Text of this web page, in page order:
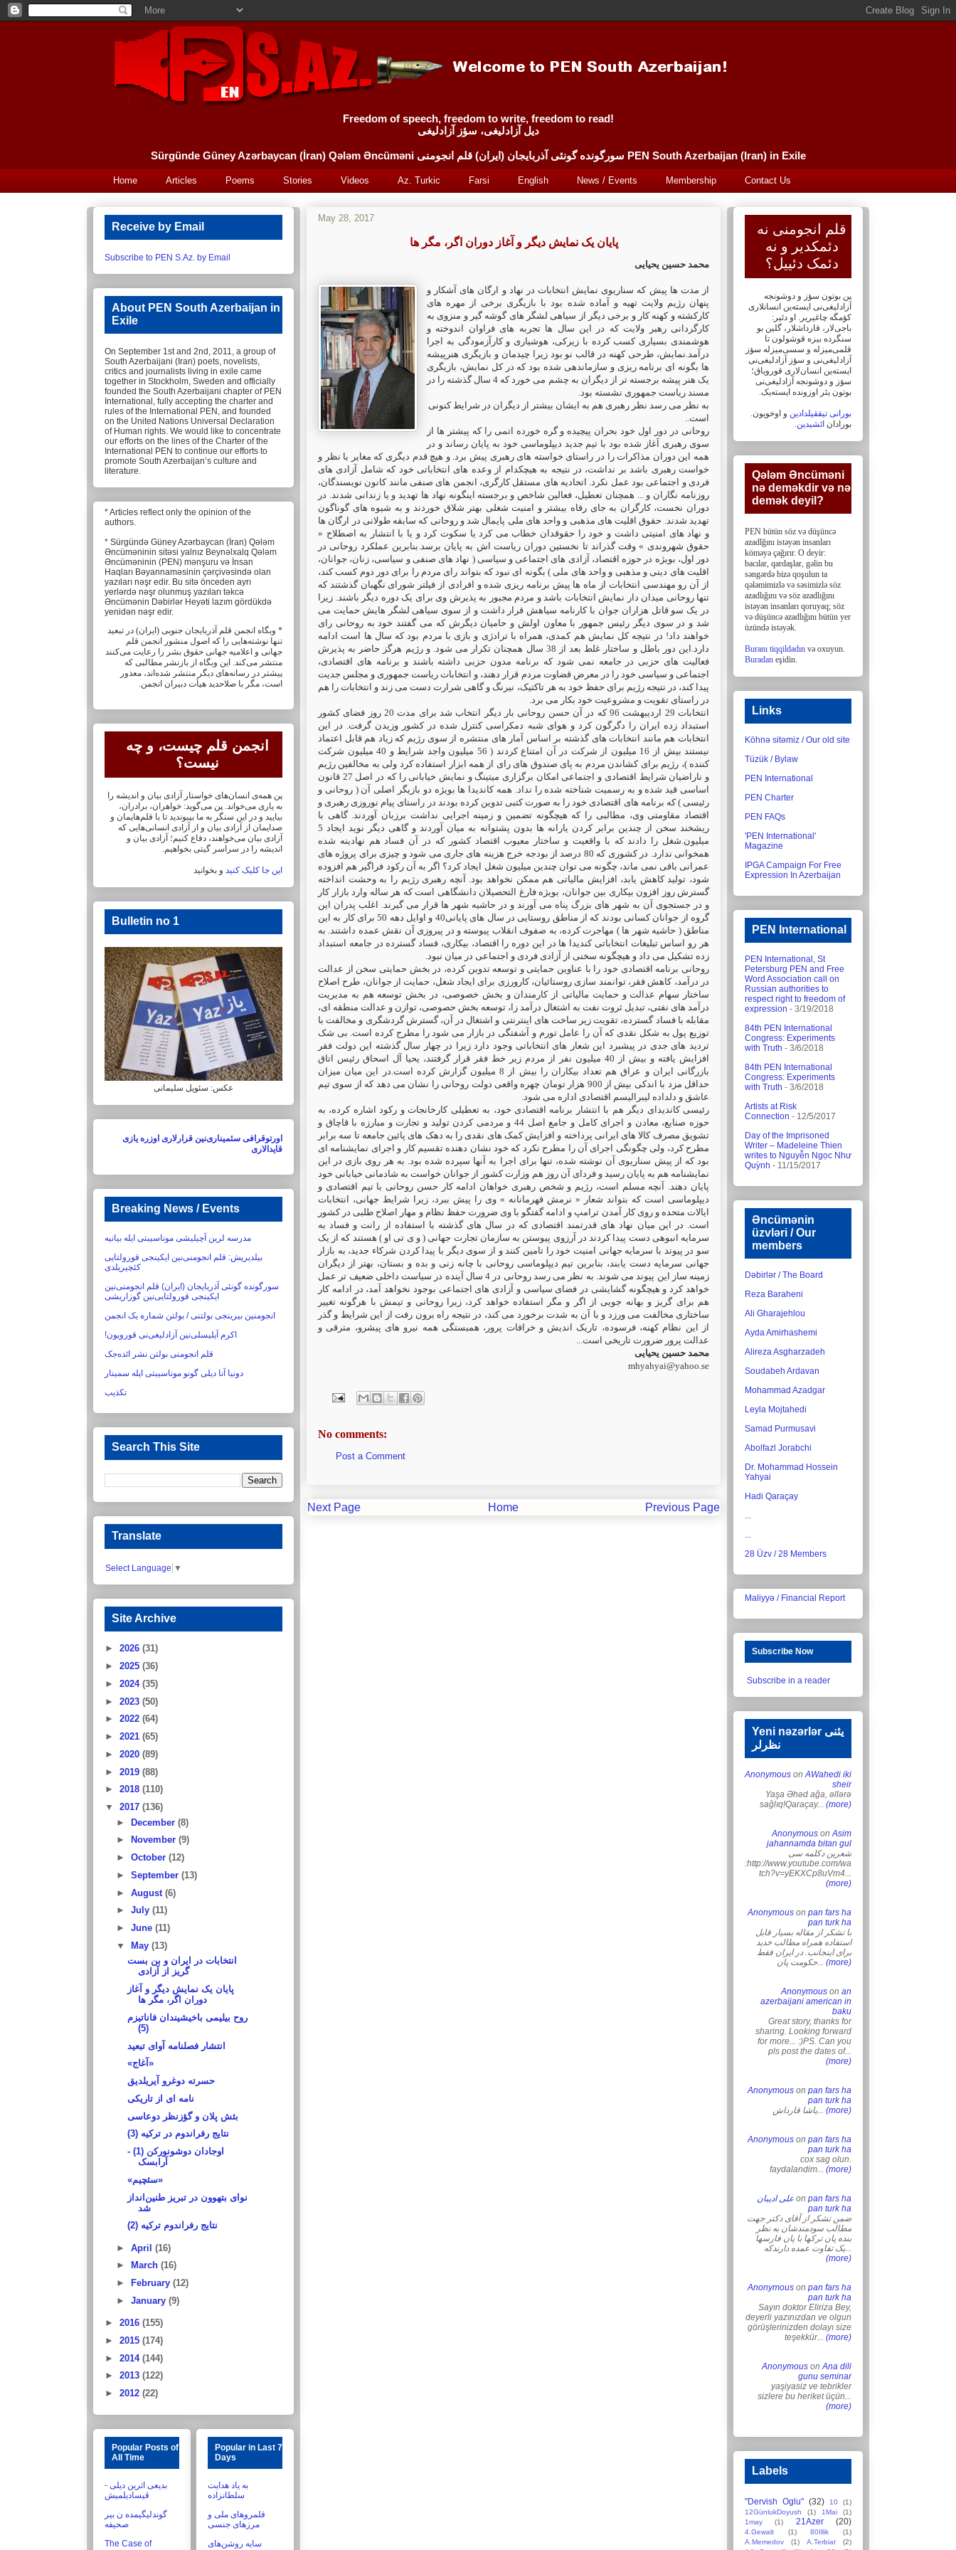
Freedom of speech, freedom to write, freedom to read!
دیل آزادلیغی، سؤز آزادلیغی
Sürgünde Güney Azərbaycan (İran) Qələm Əncüməni سورگونده گونئی آذربایجان (ایران) قلم انجومنی PEN South Azerbaijan (Iran) in Exile
Home Articles Poems Stories Videos Az. Turkic Farsi English News / Events Membership Contact Us
May 28, 2017
پایان یک نمایش دیگر و آغاز دوران اگر، مگر ها
محمد حسین یحیایی
از مدت ها پیش که سناریوی نمایش انتخابات در نهاد و ارگان های آشکار و
پنهان رژیم ولایت تهیه و آماده شده بود با بازیگری برخی از مهره های
کارکشته و کهنه کار و برخی دیگر از سیاهی لشگر های گوشه گیر و منزوی به
کارگردانی رهبر ولایت که در این سال ها تجربه های فراوان اندوخته و
هوشمندی بسیاری کسب کرده با زیرکی، هوشیاری و کارآزمودگی به اجرا
درآمد.نمایش، طرحی کهنه در قالب نو بود زیرا چیدمان و بازیگری هنرپیشه
ها بگونه ای برنامه ریزی و سازماندهی شده بود که در کل نمایش، بازیگری
یک هنر پیشه برجسته تر از دیگران به چشم می خورد که 4 سال گذشته را در
مسند ریاست جمهوری نشسته بود.
به نظر می رسد نظر رهبری هم به ایشان بیشتر از دیگران در شرایط کنونی
است..
روحانی در دور اول خود بحران پیچیده و گره خورده اتمی را که پیشتر ها از
سوی رهبری آغاز شده بود با تیم جدید دیپلوماسی خود به پایان رساند و در
همه این دوران مذاکرات را در راستای خواسته های رهبری پیش برد. و هیچ قدم دیگری که مغایر با نظر و
خواست رهبری باشد بر نداشت، در نتیجه به هیچکدام از وعده های انتخاباتی خود که شامل آزادی های
فردی و اجتماعی بود عمل نکرد. اتحادیه های مستقل کارگری، انجمن های صنفی مانند کانون نویسندگان،
روزنامه نگاران و ... همچنان تعطیل، فعالین شاخص و برجسته اینگونه نهاد ها تهدید و یا زندانی شدند. در
دوران نخست، کارگران به جای رفاه بیشتر و امنیت شغلی بهتر شلاق خوردند و به شیوه های گوناگون
تهدید شدند. حقوق اقلیت های مذهبی و واحد های ملی پایمال شد و روحانی که سابقه طولانی در ارگان ها
و نهاد های امنیتی داشت و خود را حقوقدان خطاب می کرد یا سکوت کرد و یا با انتشار به اصطلاح «
حقوق شهروندی » وقت گذراند تا نخستین دوران ریاست اش به پایان برسد.بنابرین عملکرد روحانی در
دور اول، بویژه در حوزه اقتصاد، آزادی های اجتماعی و سیاسی ( نهاد های صنفی و سیاسی، زنان، جوانان،
اقلیت های دینی و مذهبی و واحد های ملی ) بگونه ای نبود که بتواند رای مردم را برای دور دوم کسب کند،
از آن رو مهندسی انتخابات از ماه ها پیش برنامه ریزی شده و افرادی از فیلتر شورای نگهبان گذشتند که
تنها روحانی میدان دار نمایش انتخابات باشد و مردم مجبور به پذیرش وی برای یک دوره دیگر باشند. زیرا
در یک سو قاتل هزاران جوان با کارنامه سیاهش قرار داشت و از سوی سیاهی لشگر هایش حمایت می
شد و در سوی دیگر رئیس جمهور با معاون اولش و حامیان دیگرش که می گفتند خود به روحانی رای
خواهند داد! در نتیجه کل نمایش هم کمدی، همراه با ترادژی و بازی با مردم بود که سال ها است ادامه
دارد.این دور باطل و ساختار غلط بعد از 38 سال همچنان تکرار می شود. و رژیم هرگز حاضر به پذیرش
فعالیت های حزبی در جامعه نمی شود که برنامه مدون حزبی داشته باشند و برنامه های اقتصادی،
اجتماعی و سیاسی خود را در معرض قضاوت مردم قرار دهند، و انتخابات ریاست جمهوری و مجلس جدیت
پیدا کند، در نتیجه رژیم برای حفظ خود به هر تاکتیک، نیرنگ و گاهی شرارت دست می زند و انتخابات را هم
در راستای تقویت و مشروعیت خود بکار می برد.
انتخابات 29 اردیبهشت 96 که در آن حسن روحانی بار دیگر انتخاب شد برای مدت 20 روز فضای کشور
استبداد زده ایران را دگرگون کرد و هوای شبه دمکراسی کنترل شده در کشور وزیدن گرفت. در این
انتخابات هم مانند انتخابات های گذشته بر اساس آمار های منتشره از سوی رژیم که زیاد هم قابل اعتماد
نیستند بیش از 16 میلیون از شرکت در آن امتناع کردند ( 56 میلیون واجد شرایط و 40 میلیون شرکت
کننده )، رژیم برای کشاندن مردم به پای صندوق های رای از همه ابزار استفاده کرد ولی به مخالفین رژیم
و ناراضیان شرایط اقتصادی و اجتماعی امکان برگزاری میتینگ و نمایش خیابانی را که در اصل 27 قانون
اساسی قید شده و به رسمیت شناخته شده را نداد. همه کاندیدا ها بویژه دو بازیگر اصلی آن ( روحانی و
رئیسی ) که برنامه های اقتصادی خود را به صورت کتبی تدوین کرده بودند در راستای پیام نوروزی رهبری و
اقتصاد مقاومتی وی، مطالبی را که هیچگونه تضمین و زمینه اجرایی نداشت برزبان آوردند. گاهی با
ریشخند سخن از چندین برابر کردن یارانه ها بدون پشتوانه به میان آوردند و گاهی دیگر نوید ایجاد 5
میلیون.شغل را دادند که با واقعیت و ساختار معیوب اقتصاد کشور که در آن فساد هم نهادینه شده
همخوانی ندارد. در کشوری که 80 درصد از بودجه خرج هزینه های جاری می شود و چیزی برای پروژه های
عمرانی باقی نمی ماند، چگونه می توان چندین میلیون شغل ایجاد کرد؟ اگر به آن رکود فراگیر هم افزوده
شود، تولید کاهش یابد، افزایش مالیاتی هم ممکن نخواهد بود. آنچه رهبری رژیم را به وحشت انداخته
گسترش روز افزون بیکاری بین جوانان، بویژه فارغ التحصیلان دانشگاهی است که هر ساله وارد بازار کار
و در جستجوی آن به شهر های بزرگ پناه می آورند و در حاشیه شهر ها قرار می گیرند. اغلب پدران این
گروه از جوانان کسانی بودند که از مناطق روستایی در سال های پایانی40 و اوایل دهه 50 برای کار به این
مناطق ( حاشیه شهر ها ) مهاجرت کرده، به صفوف انقلاب پیوسته و در پیروزی آن نقش عمده داشتند. به
هر رو اساس تبلیغات انتخاباتی کندیدا ها در این دوره را اقتصاد، بیکاری، فساد گسترده در جامعه استبداد
زده تشکیل می داد و هیچگونه سخنی از آزادی فردی و اجتماعی در میان نبود.
روحانی برنامه اقتصادی خود را با عناوین حمایتی و توسعه تدوین کرده، در بخش حمایتی سخن از عدالت
در درآمد، کاهش فقر، توانمند سازی روستائیان، کارورزی برای ایجاد شغل، حمایت از جوانان، طرح اصلاح
ساختار سهام عدالت و حمایت مالیاتی از کارمندان و بخش خصوصی، در بخش توسعه هم به مدیریت
درآمد های نفتی، تبدیل ثروت نفت به اشتغال درآمد زا، توسعه بخش حصوصی، توازن و عدالت منطقه ای،
مقابله با فساد گسترده، تقویت زیر ساخت های اینترنتی و اشتغال در آن، گسترش گردشگری و مخالفت با
توزیع پول به شکل نقدی که آن را عامل تورم و آشفتگی در بازار می شود را مطرح کرده است. بی شک
تردید های جدی در پیشبرد این شعار های انتخاباتی وجود دارد زیرا در چهار سال گذشته این دولت فقر
افزایش یافته و بیش از 40 میلیون نفر از مردم زیر خط فقر قرار گرفتند، یحیا آل اسحاق رئیس اتاق
بازرگانی ایران و عراق هم تعداد بیکاران را بیش از 8 میلیون گزارش کرده است.در این میان میزان
حداقل مزد با اندکی بیش از 900 هزار تومان چهره واقعی دولت روحانی را نشان می دهد که از سوی تیم
عاشق و دلداده لیبرالیسم اقتصادی اداره می شود.
رئیسی کاندیدای دیگر هم با انتشار برنامه اقتصادی خود، به تعطیلی کارخانجات و رکود اشاره کرده، به
حوزه صنایع، معادن و اجرای کامل و جامع اصل 44 و مردمی کردن تولید و تجارت و مبارزه با قاچاق و
تشویق مصرف کالا های ایرانی پرداخته و افزایش کمک های نقدی را به دهک های پائین جامعه تا سه برابر
مطرح کرد، ولی چگونگی اجرای آن را مطرح نکرد که خود نشان دهنده تقسیم کار و اجرای نمایشنامه ای
بود که از پیش سناریوی آن نوشته شده، تنها برای اجرا به آنها سپرده شده بود. به هر روی بازی در این
نمایشنامه هم به پایان رسید و فردای آن روز هم وزارت کشور از جوانان خواست به شادمانی خیابانی خود
پایان دهند. آنچه مسلم است، رژیم و شخص رهبری خواهان ادامه کار حسن روحانی با تیم اقتصادی و
دیپلوماسی است که بتواند شعار « نرمش قهرمانانه » وی را پیش ببرد، زیرا شرایط جهانی، انتخابات
ایالات متحده و روی کار آمدن ترامپ و ادامه گفتگو با وی ضرورت حفظ نظام و مهار اصلاح طلبی در کشور
است. در این میان نهاد های قدرتمند اقتصادی که در سال های گذشته با استفاده از رانت و فساد به
سرمایه انبوهی دست پیدا کردند در آرزوی پیوستن به سازمان تجارت جهانی ( و ی تی او ) هستند که از یک
سو در پیوند با سرمایه جهانی امنیت خود را تامین کنند و از سوی دیگر با پیدا کردن شرکاء جدید، به بازار
جهانی سرمایه دست یابند، بنابرین تیم دیپلوماسی روحانی با چانه زنی و بده و بستان، بهتر از دیگران
زمینه ساز این پیوند می شوند. به نظر می رسد روحانی در 4 سال آینده در سیاست داخلی ضعیف تر عمل
خواهد کرد و هیچگونه گشایشی در فضای سیاسی و آزادی های اجتماعی بوجود نخواهد آمد، در ادامه کار
هم برای گریز و بهانه جویی از اگر و مگر استفاده خواهد کرد، زیرا روحانی و تیمش با هرگونه تغییر
ساختاری مخالفت می ورزد و با آن به شدت برخورد می کند، در نتیجه راه برون رفت از این شرایط و گذر
از این نظام کهنه، فرسوده، تاریک اندیش و خرافات پرور، همبستگی همه نیرو های پیشرو، مترقی و
عدالت پرور ضرورت تاریخی است...
محمد حسین یحیایی
mhyahyai@yahoo.se
No comments:
Post a Comment
Next Page Previous Page
Home
Receive by Email
Subscribe to PEN S.Az. by Email
About PEN South Azerbaijan in
Exile
On September 1st and 2nd, 2011, a group of
South Azerbaijani (Iran) poets, novelists,
critics and journalists living in exile came
together in Stockholm, Sweden and officially
founded the South Azerbaijani chapter of PEN
International, fully accepting the charter and
rules of the International PEN, and founded
on the United Nations Universal Declaration
of Human rights. We would like to concentrate
our efforts on the lines of the Charter of the
International PEN to continue our efforts to
promote South Azerbaijan’s culture and
literature.
* Articles reflect only the opinion of the
authors.
* Sürgündə Güney Azərbaycan (İran) Qələm
Əncüməninin sitəsi yalnız Beynəlxalq Qələm
Əncüməninin (PEN) mənşuru və İnsan
Haqları Bəyannaməsinin çərçivəsində olan
yazıları nəşr edir. Bu sitə önceden ayrı
yerlərdə nəşr olunmuş yazıları təkcə
Əncümənin Dəbirlər Heyəti lazım gördükdə
yenidən nəşr edir.
* وبگاه انجمن قلم آذربایجان جنوبی (ایران) در تبعید
تنها نوشته‌هایی را که اصول منشور انجمن قلم
جهانی و ‏اعلامیه جهانی حقوق بشر را رعایت می‌کنند
منتشر می‌کند. این وبگاه از بازنشر مطالبی که
پیشتر در ‏رسانه‌های دیگر منتشر شده‌اند، معذور
است، مگر با صلاحدید هیأت دبیران انجمن.
انجمن قلم چیست، و چه
نیست؟
پن همه‌ی انسان‌های خواستار آزادی بیان و اندیشه را
به یاری می‌خواند. پن می‌گوید: خواهران، ‏برادران،
بیایید و در این سنگر به ما بپیوندید تا با قلم‌هایمان‏ و
صدایمان از آزادی بیان و از آزادی ‏انسانی‌هایی که
آزادی بیان می‌خواهند، دفاع کنیم؛ آزادی بیان و
اندیشه را در سراسر گیتی ‏بخواهیم.
این جا کلیک کنید و بخوانید
Bulletin no 1
عکس: سئویل سلیمانی
اورتوقرافی سئمیناری‌نین قرارلاری اوزره یازی
قایدالاری
Breaking News / Events
مدرسه لرین آچیلیشی موناسیبتی ایله بیانیه
بیلدیریش:‏ قلم انجومنی‌نین ایکینجی قورولتایی
کئچیریلدی
سورگونده گونئی آذربایجان (ایران) قلم انجومنی‌نین
ایکینجی قورولتایی‌نین گوزاریشی‏
انجومنین بیرینجی بولتنی / بولتن شماره یک انجمن
اکرم آیلیسلی‌نین آزادلیغی‌نی قورویون!‏
قلم انجومنی بولتن نشر ائده‌جک
دونیا آنا دیلی گونو موناسیبتی ایله سمینار
تکذیب
Search This Site
Translate
Select Language ▼
Site Archive
► 2026 (31)
► 2025 (36)
► 2024 (35)
► 2023 (50)
► 2022 (64)
► 2021 (65)
► 2020 (89)
► 2019 (88)
► 2018 (110)
▼ 2017 (136)
► December (8)
►
November (9)
► October (12)
► September (13)
► August (6)
► July (11)
► June (11)
▼
May (13)
انتخابات در ایران و بن بست
گریز از آزادی
پایان یک نمایش دیگر و آغاز
دوران اگر، مگر ها
روح بیلیمی باخیشیندان فاناتیزم
(5)
انتشار فصلنامه آوای تبعید
«آغاج»
حسرته دوغرو آیریلدیق
نامه اى از تاريكى
بئش پلان و گؤزنظر دوعاسی
نتایج رفراندوم در ترکیه (3)
اوجادان دوشونورکن (1) -
آرابسک
«سئچیم»
نوای بتهوون در تبریز طنین‌انداز
شد
نتایج رفراندوم ترکیه (2)
► April (16)
►
March (16)
►
February (12)
► January (9)
► 2016 (155)
► 2015 (174)
► 2014 (144)
► 2013 (122)
► 2012 (22)
Popular Posts of
All Time
بدیعی اثرین دیلی -
قیسادیلمیش
گوندلیگیمده ن بیر
صحیفه
The Case of
Popular in Last 7
Days
به یاد هدایت
سلطانزاده
قلمروهای ملی و
مرزهای جنسی
سایه روشن‌های
قلم انجومنی نه
دئمکدیر و نه
دئمک دئییل؟
پن بوتون سؤز و دوشونجه
آزادلیغی‌نی ایسته‌ین انسانلاری
کؤمگه چاغیریر. او دئیر:
باجی‌لار، ‏قارداشلار، گلین بو
سنگرده بیزه قوشولون تا
قلمی‌میزله و سسی‌میزله سؤز
آزادلیغی‌نی و سؤز ‏آزادلیغی‌نی
ایسته‌ین انسان‌لاری قورویاق؛
سؤز و دوشونجه آزادلیغی‌نی
بوتون یئر اوزونده ایسته‌یک. ‏
بورانی تیققیلدادین و اوخویون.
بورادان ائشیدین.
Qələm Əncüməni
nə deməkdir və nə
demək deyil?‎
PEN bütün söz və düşüncə
azadlğını istəyən insanları
köməyə çağırır. O deyir:
bacılar, ‎qardaşlar, gəlin bu
səngərdə bizə qoşulun ta
qələmimizlə və səsimizlə söz
azadlığını və söz ‎azadlığını
istəyən insanları qoruyaq; söz
və düşüncə azadlığını bütün yer
üzündə istəyək.
Buranı tiqqildadın və oxuyun.
Buradan eşidin.
Links
Köhnə sitəmiz / Our old site
Tüzük / Bylaw
PEN International
PEN Charter
PEN FAQs
'PEN International'
Magazine
IPGA Campaign For Free
Expression In Azerbaijan
PEN International
PEN International, St
Petersburg PEN and Free
Word Association call on
Russian authorities to
respect right to freedom of
expression - 3/19/2018
84th PEN International
Congress: Experiments
with Truth - 3/6/2018
84th PEN International
Congress: Experiments
with Truth - 3/6/2018
Artists at Risk
Connection - 12/5/2017
Day of the Imprisoned
Writer – Madeleine Thien
writes to Nguyễn Ngọc Như
Quỳnh - 11/15/2017
Əncümənin
üzvləri / Our
members
Dəbirlər / The Board
Reza Baraheni
Ali Gharajehlou
Ayda Amirhashemi
Alireza Asgharzadeh
Soudabeh Ardavan
Mohammad Azadgar
Leyla Mojtahedi
Samad Purmusavi
Abolfazl Jorabchi
Dr. Mohammad Hossein
Yahyai
Hadi Qaraçay
...
...
28 Üzv / 28 Members
Maliyyə / Financial Report
Subscribe Now
Subscribe in a reader
Yeni nəzərlər یئنی
نظرلر
Anonymous onAWahedi iki
sheir
Yaşa Əhəd ağa, əllərə
sağlıq!Qaraçay... (more)
Anonymous onAsim
jahannamda bitan gul
شعرین دکلمه سی
:http://www.youtube.com/wa
tch?v=yEKXCp8uVm4...
(more)
Anonymous on pan fars ha
pan turk ha
با تشکر از مقاله بسیار قابل
استفاده همراه مطالب خدید
برای اینجانب. در ایران فقط
حکومت پان... (more)
Anonymous on an
azerbaijani american in
baku
Great story, thanks for
sharing. Looking forward
for more... :)PS. Can you
pls post the dates of...
(more)
Anonymous on pan fars ha
pan turk ha
یاشا قارداش... (more)
Anonymous on pan fars ha
pan turk ha
cox sag olun.
faydalandim... (more)
علی ادیبان on pan fars ha
pan turk ha
ضمن تشکر از آقای دکتر جهت
مطالب سودمندشان به نظر
بنده پان ترکها با پان فارسها
یک تفاوت عمده دارندکه...
(more)
Anonymous on pan fars ha
pan turk ha
Sayın doktor Eliriza Bey,
deyerli yazınızdan ve olgun
görüşlerinizden dolayı size
teşekkür... (more)
Anonymous onAna dili
gunu seminar
yaşiyasiz ve tebrikler
sizlere bu heriket üçün...
(more)
Labels
"Dervish Oglu" (32) 10
(1)
12GünlukDoyush
(1) 1Mai
(1)
1may
(1) 21Azer (20)
4.Gewalt (1) 80Illik
(1)
A.Memedov
(1) A.Terbiat
(2)